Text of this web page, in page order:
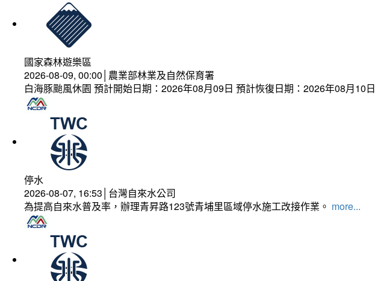
國家森林遊樂區
2026-08-09, 00:00│農業部林業及自然保育署
白海豚颱風休園 預計開始日期：2026年08月09日 預計恢復日期：2026年08月10日
停水
2026-08-07, 16:53│台灣自來水公司
為提高自來水普及率，辦理青昇路123號青埔里區域停水施工改接作業。 more...